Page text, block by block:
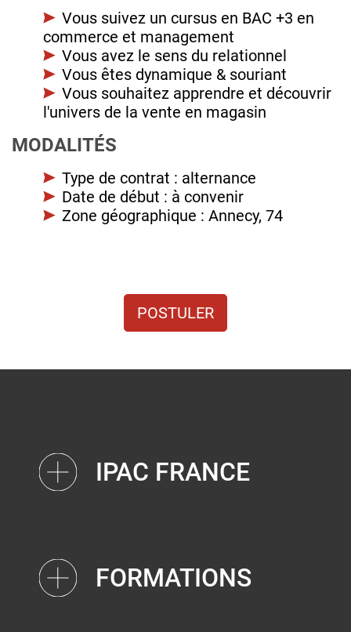
Vous suivez un cursus en BAC +3 en
commerce et management
Vous avez le sens du relationnel
Vous êtes dynamique & souriant
Vous souhaitez apprendre et découvrir
l'univers de la vente en magasin
MODALITÉS
Type de contrat : alternance
Date de début : à convenir
Zone géographique : Annecy, 74
POSTULER
IPAC FRANCE
FORMATIONS